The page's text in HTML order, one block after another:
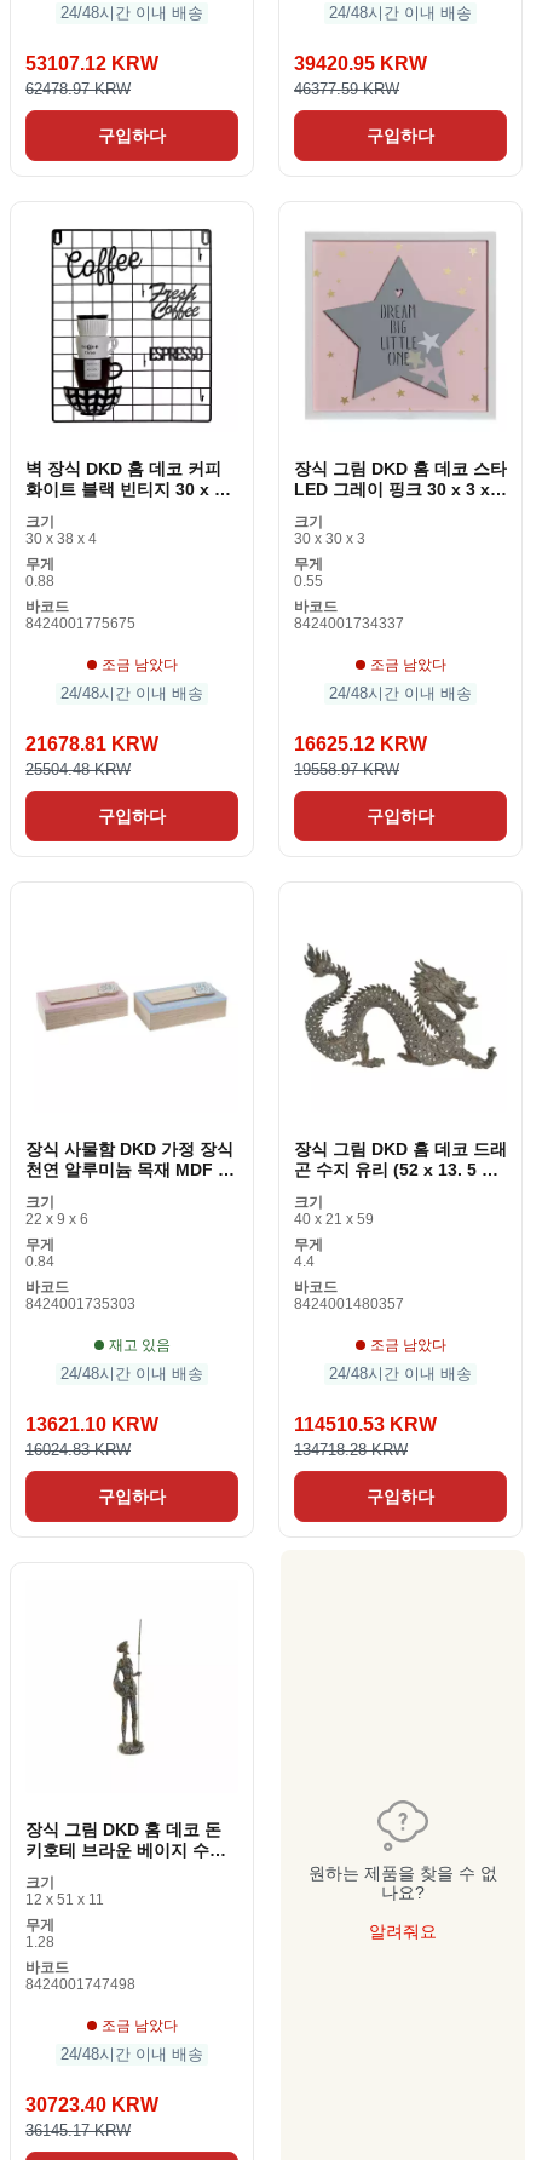
24/48시간 이내 배송
53107.12 KRW
62478.97 KRW
구입하다
24/48시간 이내 배송
39420.95 KRW
46377.59 KRW
구입하다
벽 장식 DKD 홈 데코 커피
화이트 블랙 빈티지 30 x 4 x
크기
30 x 38 x 4
무게
0.88
바코드
8424001775675
조금 남았다
24/48시간 이내 배송
21678.81 KRW
25504.48 KRW
구입하다
장식 그림 DKD 홈 데코 스타
LED 그레이 핑크 30 x 3 x
크기
30 x 30 x 3
무게
0.55
바코드
8424001734337
조금 남았다
24/48시간 이내 배송
16625.12 KRW
19558.97 KRW
구입하다
장식 사물함 DKD 가정 장식
천연 알루미늄 목재 MDF 22
크기
22 x 9 x 6
무게
0.84
바코드
8424001735303
재고 있음
24/48시간 이내 배송
13621.10 KRW
16024.83 KRW
구입하다
장식 그림 DKD 홈 데코 드래
곤 수지 유리 (52 x 13. 5 x
크기
40 x 21 x 59
무게
4.4
바코드
8424001480357
조금 남았다
24/48시간 이내 배송
114510.53 KRW
134718.28 KRW
구입하다
장식 그림 DKD 홈 데코 돈
키호테 브라운 베이지 수지
크기
12 x 51 x 11
무게
1.28
바코드
8424001747498
조금 남았다
24/48시간 이내 배송
30723.40 KRW
36145.17 KRW
원하는 제품을 찾을 수 없
나요?
알려줘요